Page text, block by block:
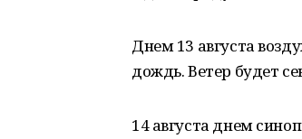
Днем 13 августа
дождь. Ветер будет
14 августа днем